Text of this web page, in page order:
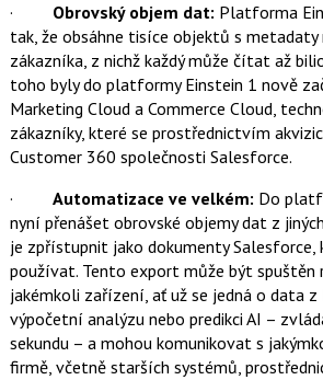
· Obrovský objem dat: Platforma
tak, že obsáhne tisíce objektů s metadaty
zákazníka, z nichž každý může čítat až
toho byly do platformy Einstein 1 nově
Marketing Cloud a Commerce Cloud,
zákazníky, které se prostřednictvím
Customer 360 společnosti Salesforce.
· Automatizace ve velkém: Do
nyní přenášet obrovské objemy dat z
je zpřístupnit jako dokumenty Salesforce,
používat. Tento export může být spuštěn
jakémkoli zařízení, ať už se jedná o data
výpočetní analýzu nebo predikci AI –
sekundu – a mohou komunikovat s
firmě, včetně starších systémů,